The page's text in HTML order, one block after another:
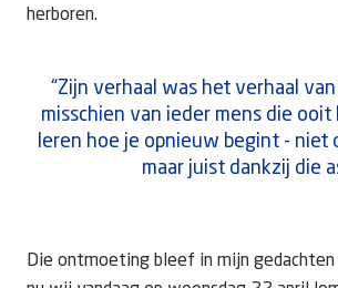
herboren.
“Zijn verhaal was het verhaal
misschien van ieder mens die
leren hoe je opnieuw begint - niet
maar juist dankzij die
Die ontmoeting bleef in mijn gedachten